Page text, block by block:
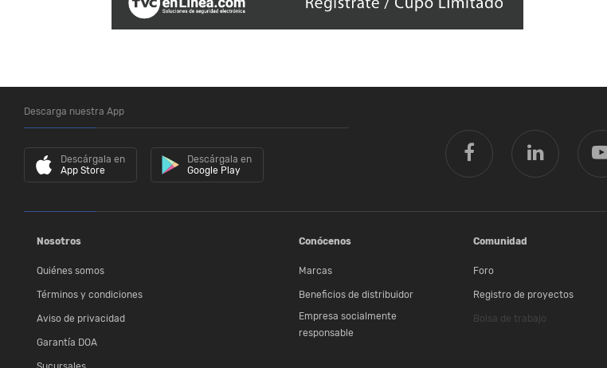
Descarga nuestra App
Descárgala en
App Store
Descárgala en
Google Play
Nosotros
Quiénes somos
Términos y condiciones
Aviso de privacidad
Garantía DOA
Conócenos
Marcas
Beneficios de distribuidor
Empresa socialmente
responsable
Comunidad
Foro
Registro de proyectos
Bolsa de trabajo